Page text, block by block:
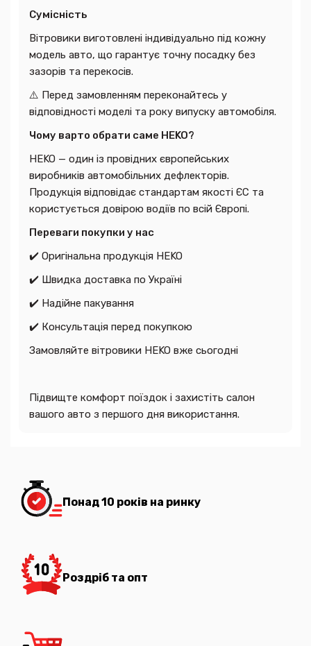
Сумісність
Вітровики виготовлені індивідуально під кожну
модель авто, що гарантує точну посадку без
зазорів та перекосів.
⚠️ Перед замовленням переконайтесь у
відповідності моделі та року випуску автомобіля.
Чому варто обрати саме HEKO?
HEKO — один із провідних європейських
виробників автомобільних дефлекторів.
Продукція відповідає стандартам якості ЄС та
користується довірою водіїв по всій Європі.
Переваги покупки у нас
✔️ Оригінальна продукція HEKO
✔️ Швидка доставка по Україні
✔️ Надійне пакування
✔️ Консультація перед покупкою
Замовляйте вітровики HEKO вже сьогодні
Підвищте комфорт поїздок і захистіть салон
вашого авто з першого дня використання.
Понад 10 років на ринку
Роздріб та опт